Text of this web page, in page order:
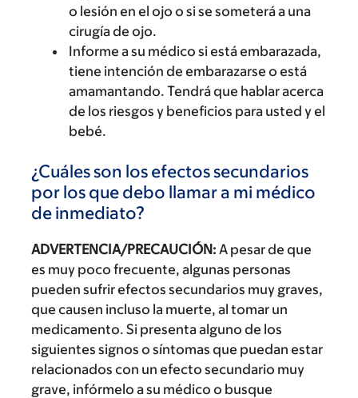
o lesión en el ojo o si se someterá a una
cirugía de ojo.
Informe a su médico si está embarazada,
tiene intención de embarazarse o está
amamantando. Tendrá que hablar acerca
de los riesgos y beneficios para usted y el
bebé.
¿Cuáles son los efectos secundarios
por los que debo llamar a mi médico
de inmediato?
ADVERTENCIA/PRECAUCIÓN: A pesar de que
es muy poco frecuente, algunas personas
pueden sufrir efectos secundarios muy graves,
que causen incluso la muerte, al tomar un
medicamento. Si presenta alguno de los
siguientes signos o síntomas que puedan estar
relacionados con un efecto secundario muy
grave, infórmelo a su médico o busque